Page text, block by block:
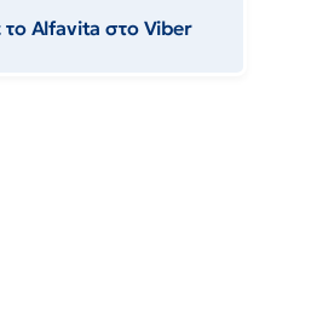
το Αlfavita στο Viber